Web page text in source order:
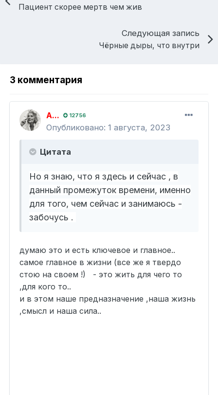
Пациент скорее мертв чем жив
Следующая запись
Чёрные дыры, что внутри
3 комментария
A... 12756
Опубликовано: 1 августа, 2023
Цитата
Но я знаю, что я здесь и сейчас , в
данный промежуток времени, именно
для того, чем сейчас и занимаюсь -
забочусь .
думаю это и есть ключевое и главное..
самое главное в жизни (все же я твердо
стою на своем !) - это жить для чего то
,для кого то..
и в этом наше предназначение ,наша жизнь
,смысл и наша сила..